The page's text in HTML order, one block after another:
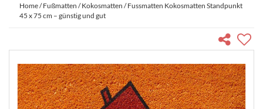
Home/Fußmatten /Kokosmatten / Fussmatten Kokosmatten Standpunkt
45 x 75 cm – günstig und gut